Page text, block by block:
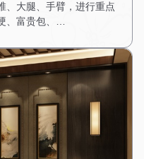
大腿、手臂，进行重点
、富贵包、…